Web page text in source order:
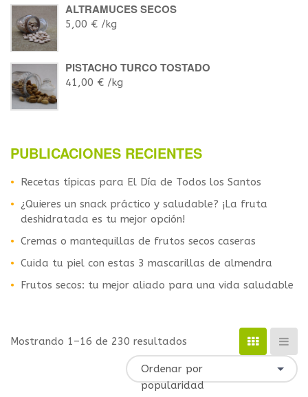
ALTRAMUCES SECOS
5,00 € /kg
PISTACHO TURCO TOSTADO
41,00 € /kg
PUBLICACIONES RECIENTES
Recetas típicas para El Día de Todos los Santos
¿Quieres un snack práctico y saludable? ¡La fruta
deshidratada es tu mejor opción!
Cremas o mantequillas de frutos secos caseras
Cuida tu piel con estas 3 mascarillas de almendra
Frutos secos: tu mejor aliado para una vida saludable
Mostrando 1–16 de 230 resultados
Ordenar por
popularidad